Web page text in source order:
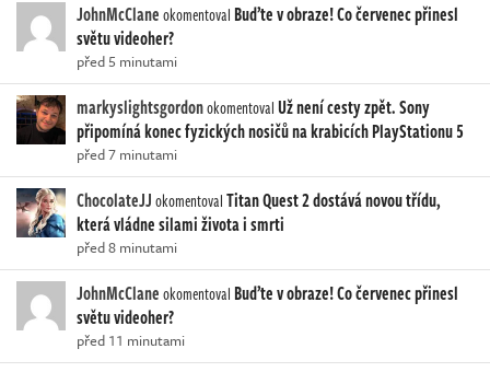
JohnMcClaneokomentoval Buďte v obraze! Co červenec přinesl
světu videoher?
před 5 minutami
markyslightsgordonokomentovalUž není cesty zpět. Sony
připomíná konec fyzických nosičů na krabicích PlayStationu 5
před 7 minutami
ChocolateJJokomentovalTitan Quest 2 dostává novou třídu,
která vládne silami života i smrti
před 8 minutami
JohnMcClaneokomentoval Buďte v obraze! Co červenec přinesl
světu videoher?
před 11 minutami